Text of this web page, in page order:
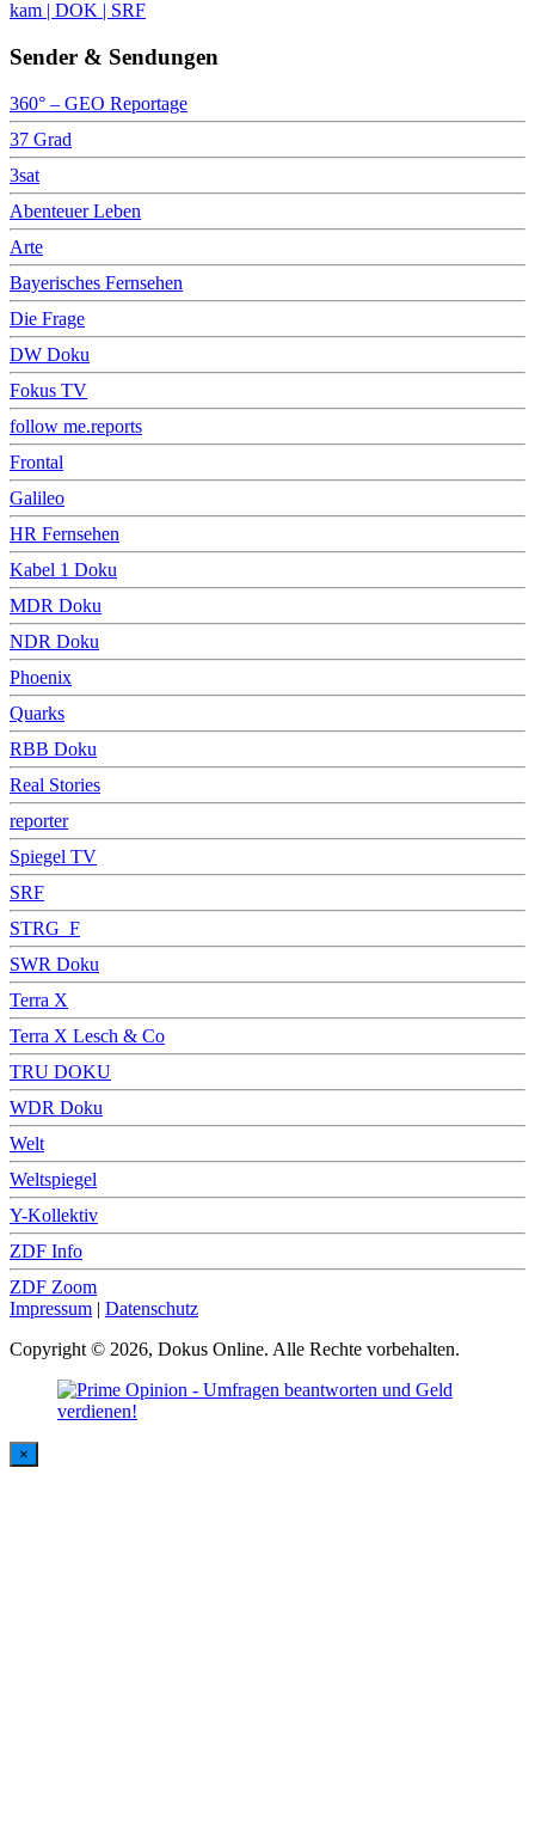
kam | DOK | SRF
Sender & Sendungen
360° – GEO Reportage
37 Grad
3sat
Abenteuer Leben
Arte
Bayerisches Fernsehen
Die Frage
DW Doku
Fokus TV
follow me.reports
Frontal
Galileo
HR Fernsehen
Kabel 1 Doku
MDR Doku
NDR Doku
Phoenix
Quarks
RBB Doku
Real Stories
reporter
Spiegel TV
SRF
STRG_F
SWR Doku
Terra X
Terra X Lesch & Co
TRU DOKU
WDR Doku
Welt
Weltspiegel
Y-Kollektiv
ZDF Info
ZDF Zoom
Impressum | Datenschutz
Copyright © 2026, Dokus Online. Alle Rechte vorbehalten.
×